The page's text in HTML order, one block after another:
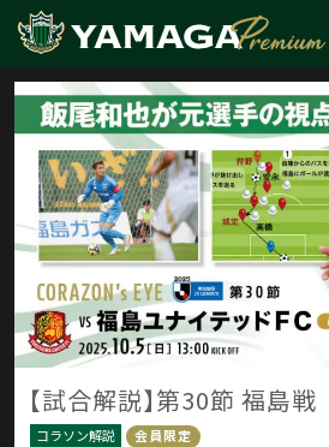
【試合解説】第30節 福島戦
コラソン解説 会員限定